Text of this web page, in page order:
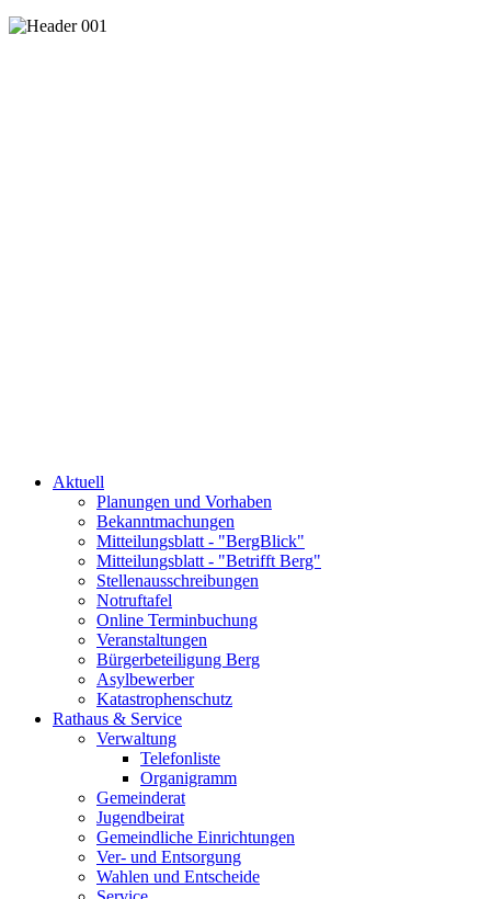
Aktuell
Planungen und Vorhaben
Bekanntmachungen
Mitteilungsblatt - "BergBlick"
Mitteilungsblatt - "Betrifft Berg"
Stellenausschreibungen
Notruftafel
Online Terminbuchung
Veranstaltungen
Bürgerbeteiligung Berg
Asylbewerber
Katastrophenschutz
Rathaus & Service
Verwaltung
Telefonliste
Organigramm
Gemeinderat
Jugendbeirat
Gemeindliche Einrichtungen
Ver- und Entsorgung
Wahlen und Entscheide